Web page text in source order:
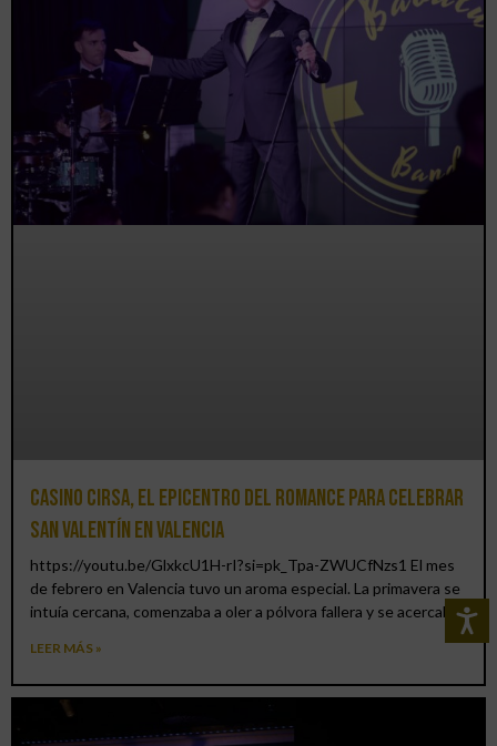
Casino CIRSA, el epicentro del romance para celebrar
San Valentín en Valencia
https://youtu.be/GlxkcU1H-rI?si=pk_Tpa-ZWUCfNzs1 El mes
de febrero en Valencia tuvo un aroma especial. La primavera se
intuía cercana, comenzaba a oler a pólvora fallera y se acercaba
LEER MÁS »